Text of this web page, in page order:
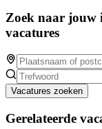
Zoek naar jouw
vacatures
Vacatures zoeken
Gerelateerde